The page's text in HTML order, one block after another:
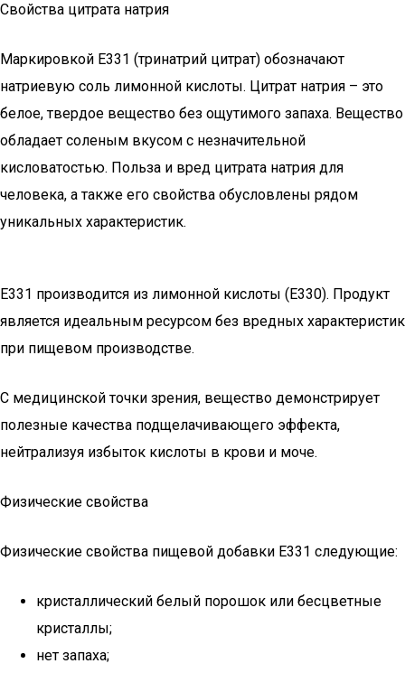
Свойства цитрата натрия
Маркировкой Е331 (тринатрий цитрат) обозначают
натриевую соль лимонной кислоты. Цитрат натрия – это
белое, твердое вещество без ощутимого запаха. Вещество
обладает соленым вкусом с незначительной
кисловатостью. Польза и вред цитрата натрия для
человека, а также его свойства обусловлены рядом
уникальных характеристик.
Е331 производится из лимонной кислоты (E330). Продукт
является идеальным ресурсом без вредных характеристик
при пищевом производстве.
С медицинской точки зрения, вещество демонстрирует
полезные качества подщелачивающего эффекта,
нейтрализуя избыток кислоты в крови и моче.
Физические свойства
Физические свойства пищевой добавки Е331 следующие:
кристаллический белый порошок или бесцветные
кристаллы;
нет запаха;